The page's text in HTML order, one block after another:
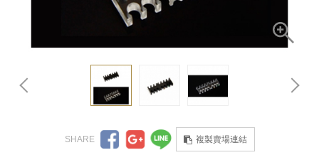
複製賣場連結